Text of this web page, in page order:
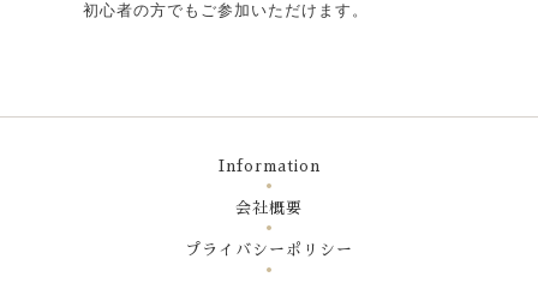
初心者の方でもご参加いただけます。
Information
会社概要
プライバシーポリシー